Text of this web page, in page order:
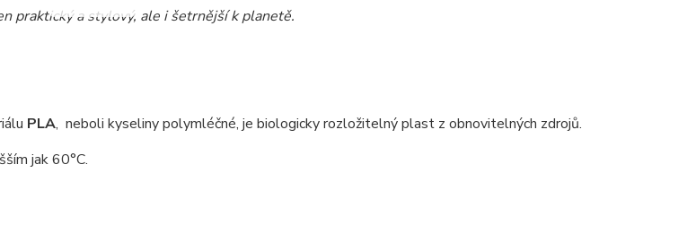
praktický a stylový, ale i šetrnější k planetě.
PLA, neboli kyseliny polymléčné, je biologicky rozložitelný plast z obnovitelných zdrojů.
jak 60°C.